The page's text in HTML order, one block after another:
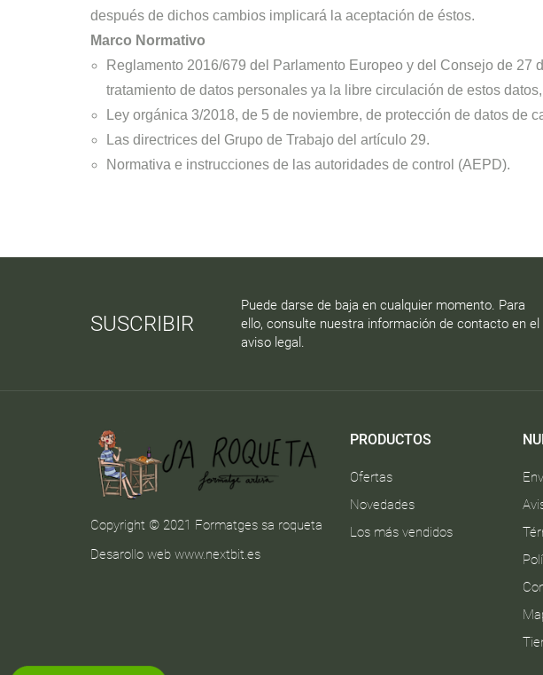
después de dichos cambios implicará la aceptación de éstos.
Marco Normativo
Reglamento 2016/679 del Parlamento Europeo y del Consejo de
tratamiento de datos personales ya la libre circulación de estos
Ley orgánica 3/2018, de 5 de noviembre, de protección de datos de
Las directrices del Grupo de Trabajo del artículo 29.
Normativa e instrucciones de las autoridades de control (AEPD).
SUSCRIBIR
Puede darse de baja en cualquier momento. Para
ello, consulte nuestra información de contacto en el
aviso legal.
Copyright © 2021 Formatges sa roqueta
Desarollo web www.nextbit.es
PRODUCTOS
Ofertas
Novedades
Los más vendidos